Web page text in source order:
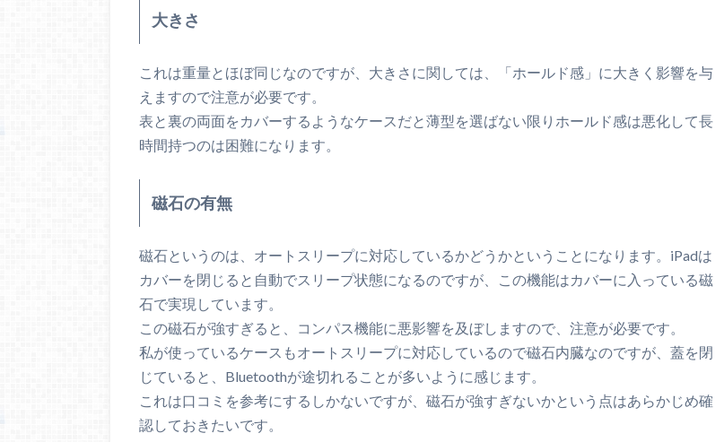
大きさ
これは重量とほぼ同じなのですが、大きさに関しては、「ホールド感」に大きく影響を与
えますので注意が必要です。
表と裏の両面をカバーするようなケースだと薄型を選ばない限りホールド感は悪化して長
時間持つのは困難になります。
磁石の有無
磁石というのは、オートスリープに対応しているかどうかということになります。iPadは
カバーを閉じると自動でスリープ状態になるのですが、この機能はカバーに入っている磁
石で実現しています。
この磁石が強すぎると、コンパス機能に悪影響を及ぼしますので、注意が必要です。
私が使っているケースもオートスリープに対応しているので磁石内臓なのですが、蓋を閉
じていると、Bluetoothが途切れることが多いように感じます。
これは口コミを参考にするしかないですが、磁石が強すぎないかという点はあらかじめ確
認しておきたいです。